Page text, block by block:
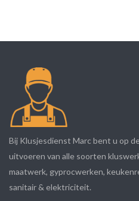
Bij Klusjesdienst Marc bent u op
uitvoeren van alle soorten
maatwerk, gyprocwerken,
sanitair & elektriciteit.